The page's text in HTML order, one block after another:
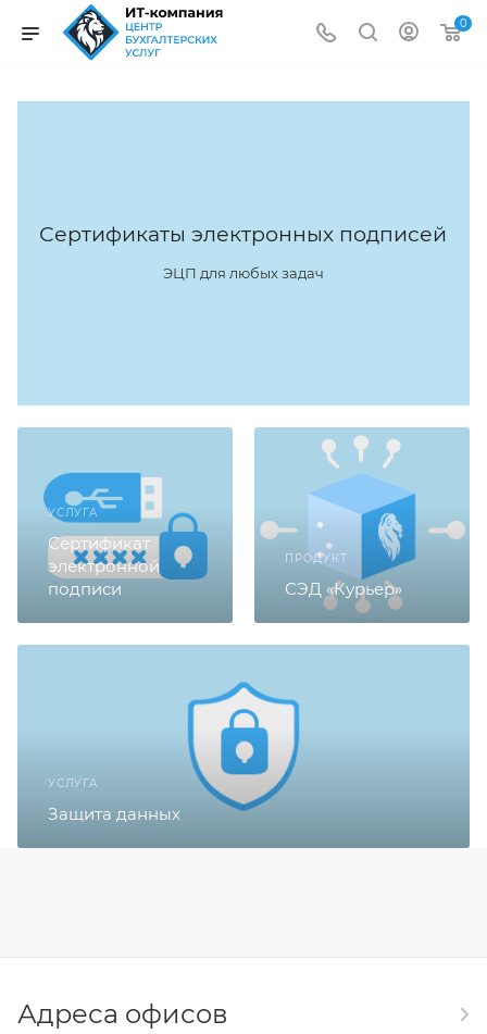
0
Сертификаты электронных подписей
ЭЦП для любых задач
УСЛУГА
Сертификат
электронной
подписи
ПРОДУКТ
СЭД «Курьер»
УСЛУГА
Защита данных
Адреса офисов